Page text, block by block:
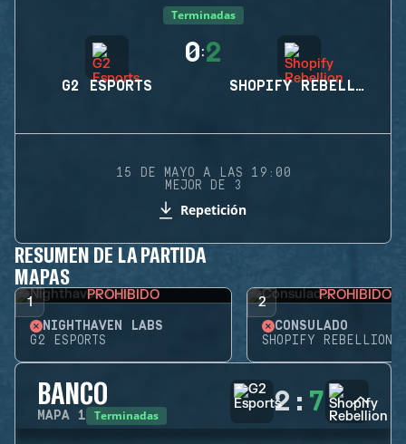
Terminadas
G2 ESPORTS
0:2
SHOPIFY REBELLION
15 DE MAYO A LAS 19:00
MEJOR DE 3
Repetición
RESUMEN DE LA PARTIDA
MAPAS
1 PROHIBIDO
NIGHTHAVEN LABS
G2 ESPORTS
2 PROHIBIDO
CONSULADO
SHOPIFY REBELLION
BANCO
MAPA 1 Terminadas 2 : 7